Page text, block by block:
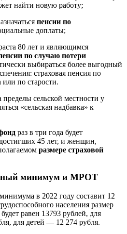
найти новую работу;
пенсии по
доплаты;
80 лет и являющимся
по случаю потери
выбираться более выгодный
страховая пенсия по
по старости.
сельской местности у
«сельская надбавка» к
раз в три года будет
45 лет, и женщин,
размере страховой
минимум и МРОТ
в 2022 году составит 12
населения размер
равен 13793 рублей, для
для детей — 12 274 рубля.